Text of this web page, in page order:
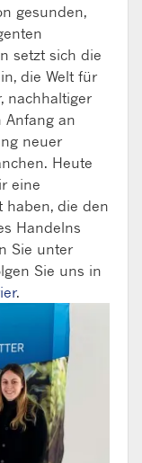
gesunden,
setzt sich die
die Welt für
nachhaltiger
Anfang an
neuer
Heute
eine
haben, die den
Handelns
Sie unter
Sie uns in
.